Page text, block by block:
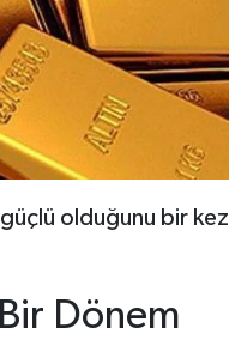
olduğunu bir kez
Dönem